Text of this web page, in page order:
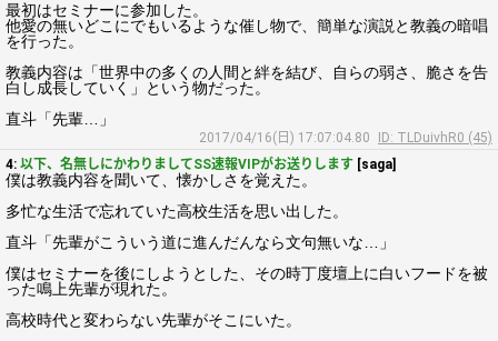
最初はセミナーに参加した。
他愛の無いどこにでもいるような催し物で、簡単な演説と教義の暗唱
を行った。
教義内容は「世界中の多くの人間と絆を結び、自らの弱さ、脆さを告
白し成長していく」という物だった。
直斗「先輩…」
2017/04/16(日) 17:07:04.80
ID: TLDuivhR0 (45)
4: 以下、名無しにかわりましてSS速報VIPがお送りします [saga]
僕は教義内容を聞いて、懐かしさを覚えた。
多忙な生活で忘れていた高校生活を思い出した。
直斗「先輩がこういう道に進んだんなら文句無いな…」
僕はセミナーを後にしようとした、その時丁度壇上に白いフードを被
った鳴上先輩が現れた。
高校時代と変わらない先輩がそこにいた。